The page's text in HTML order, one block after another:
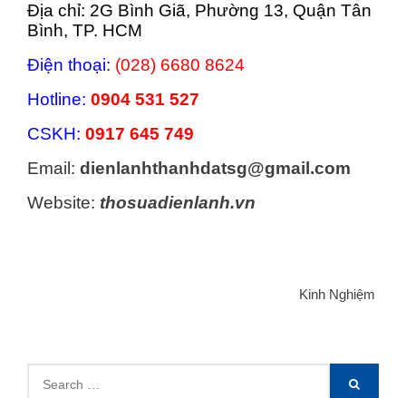
Địa chỉ: 2G Bình Giã, Phường 13, Quận Tân
Bình, TP. HCM
Điện thoại: (028) 6680 8624
Hotline: 0904 531 527
CSKH: 0917 645 749
Email: dienlanhthanhdatsg@gmail.com
Website: thosuadienlanh.vn
Kinh Nghiệm
for:
SEARCH